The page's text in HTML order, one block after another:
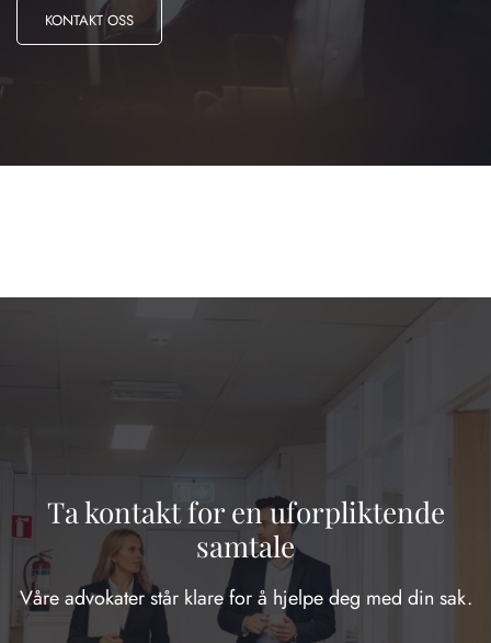
KONTAKT OSS
Ta kontakt for en uforpliktende
samtale
Våre advokater står klare for å hjelpe deg med din sak.